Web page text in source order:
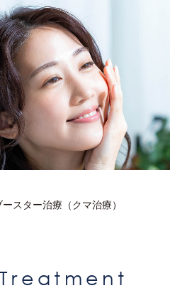
スター治療（クマ治療）